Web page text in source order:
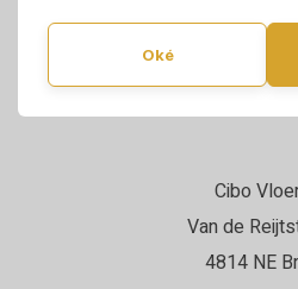
Oké
Cibo
Van de
4814 NE